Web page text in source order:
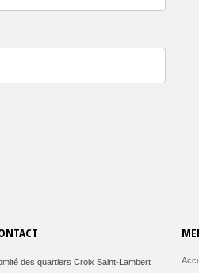
des quartiers Croix Saint-Lambert